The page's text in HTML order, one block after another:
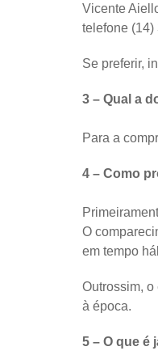
Vicente
telefone (14)
Se preferir,
3 – Qual a
Para a
4 – Como
O
em tempo
Outrossim,
à época.
5 – O que é